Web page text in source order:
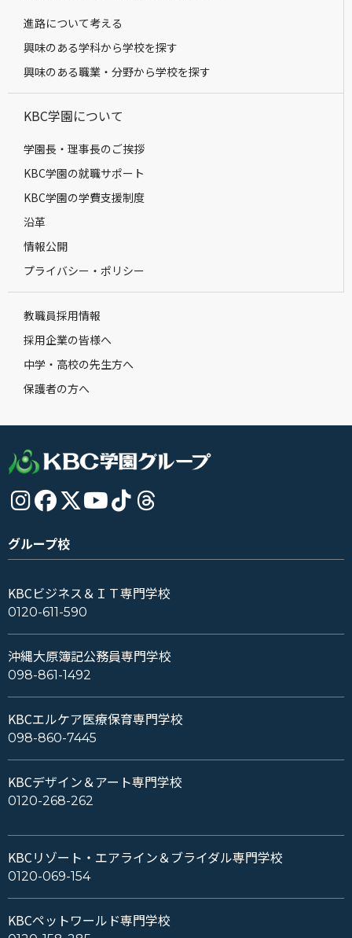
進路について考える
興味のある学科から学校を探す
興味のある職業・分野から学校を探す
KBC学園について
学園長・理事長のご挨拶
KBC学園の就職サポート
KBC学園の学費支援制度
沿革
情報公開
プライバシー・ポリシー
教職員採用情報
採用企業の皆様へ
中学・高校の先生方へ
保護者の方へ
グループ校
KBCビジネス＆ＩＴ専門学校
0120-611-590
沖縄大原簿記公務員専門学校
098-861-1492
KBCエルケア医療保育専門学校
098-860-7445
KBCデザイン＆アート専門学校
0120-268-262
KBCリゾート・エアライン＆ブライダル専門学校
0120-069-154
KBCペットワールド専門学校